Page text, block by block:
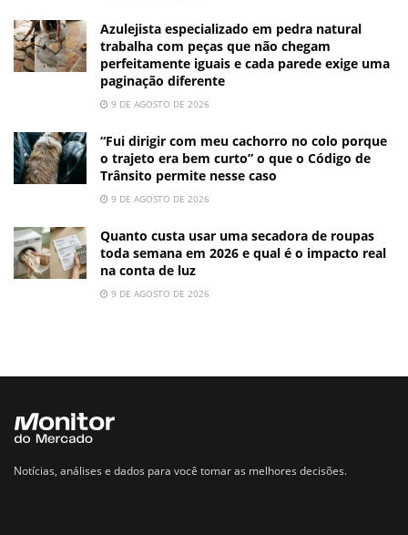
Azulejista especializado em pedra natural
trabalha com peças que não chegam
perfeitamente iguais e cada parede exige uma
paginação diferente
9 DE AGOSTO DE 2026
“Fui dirigir com meu cachorro no colo porque
o trajeto era bem curto” o que o Código de
Trânsito permite nesse caso
9 DE AGOSTO DE 2026
Quanto custa usar uma secadora de roupas
toda semana em 2026 e qual é o impacto real
na conta de luz
9 DE AGOSTO DE 2026
Notícias, análises e dados para você tomar as melhores decisões.